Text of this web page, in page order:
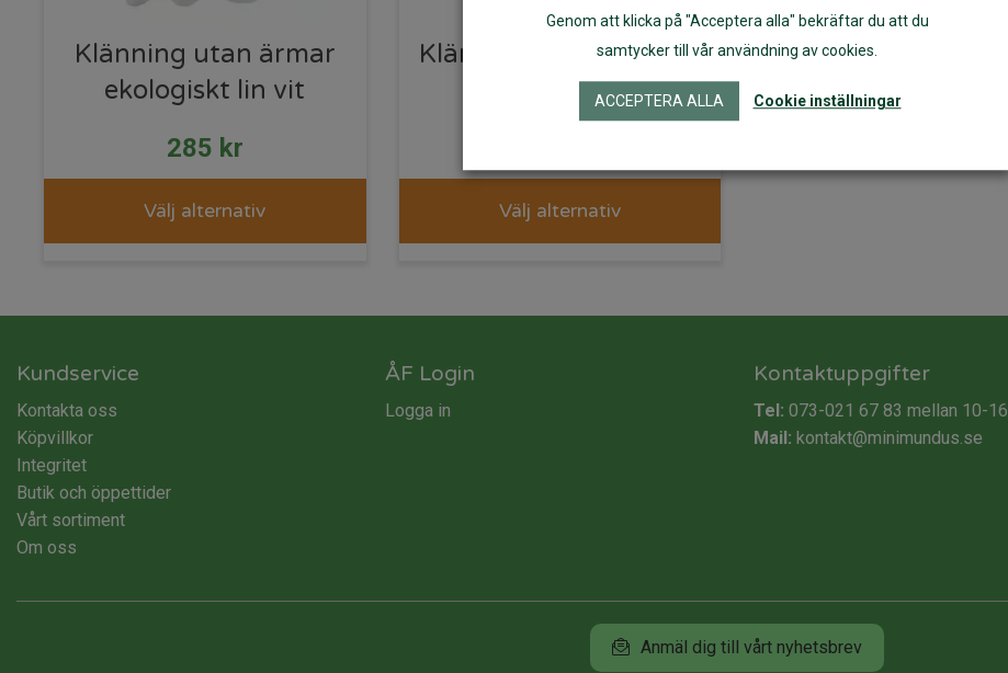
Klänning utan ärmar
ekologiskt lin vit
285 kr
Välj alternativ
Klänning av ekologiskt
Välj alternativ
Kundservice
Kontakta oss
Köpvillkor
Integritet
Butik och öppettider
Vårt sortiment
Om oss
ÅF Login
Logga in
Kontaktuppgifter
Tel: 073-021 67 83 mellan 10-16
Mail: kontakt@minimundus.se
Anmäl dig till vårt nyhetsbrev
Genom att klicka på "Acceptera alla" bekräftar du att du
samtycker till vår användning av cookies.
ACCEPTERA ALLA Cookie inställningar